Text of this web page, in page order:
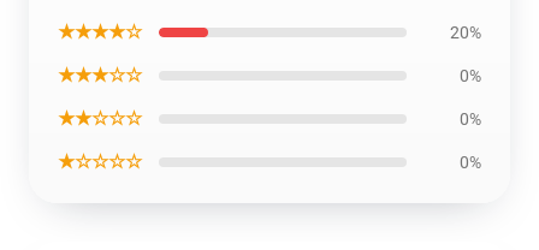
★★★★☆ 20%
★★★☆☆ 0%
★★☆☆☆ 0%
★☆☆☆☆ 0%